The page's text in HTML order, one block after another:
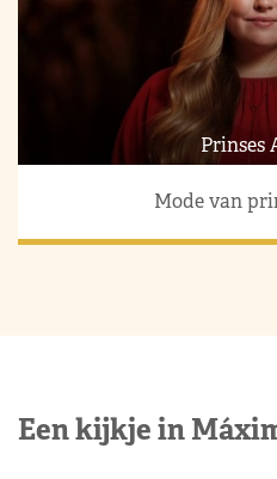
Prinses
Mode van
Een kijkje in